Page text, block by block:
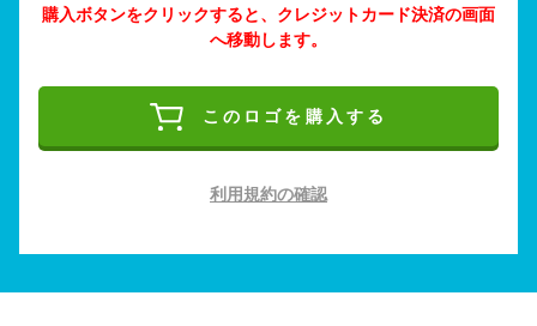
購入ボタンをクリックすると、クレジットカード決済の画面
へ移動します。
このロゴを購入する
利用規約の確認